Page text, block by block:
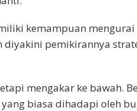
kemampuan mengurai
diyakini pemikirannya
mengakar ke bawah.
biasa dihadapi oleh